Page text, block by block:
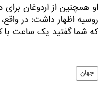
او همچنین از اردوغان
روسیه اظهار داشت: در
که شما گفتید یک ساعت با
جهان